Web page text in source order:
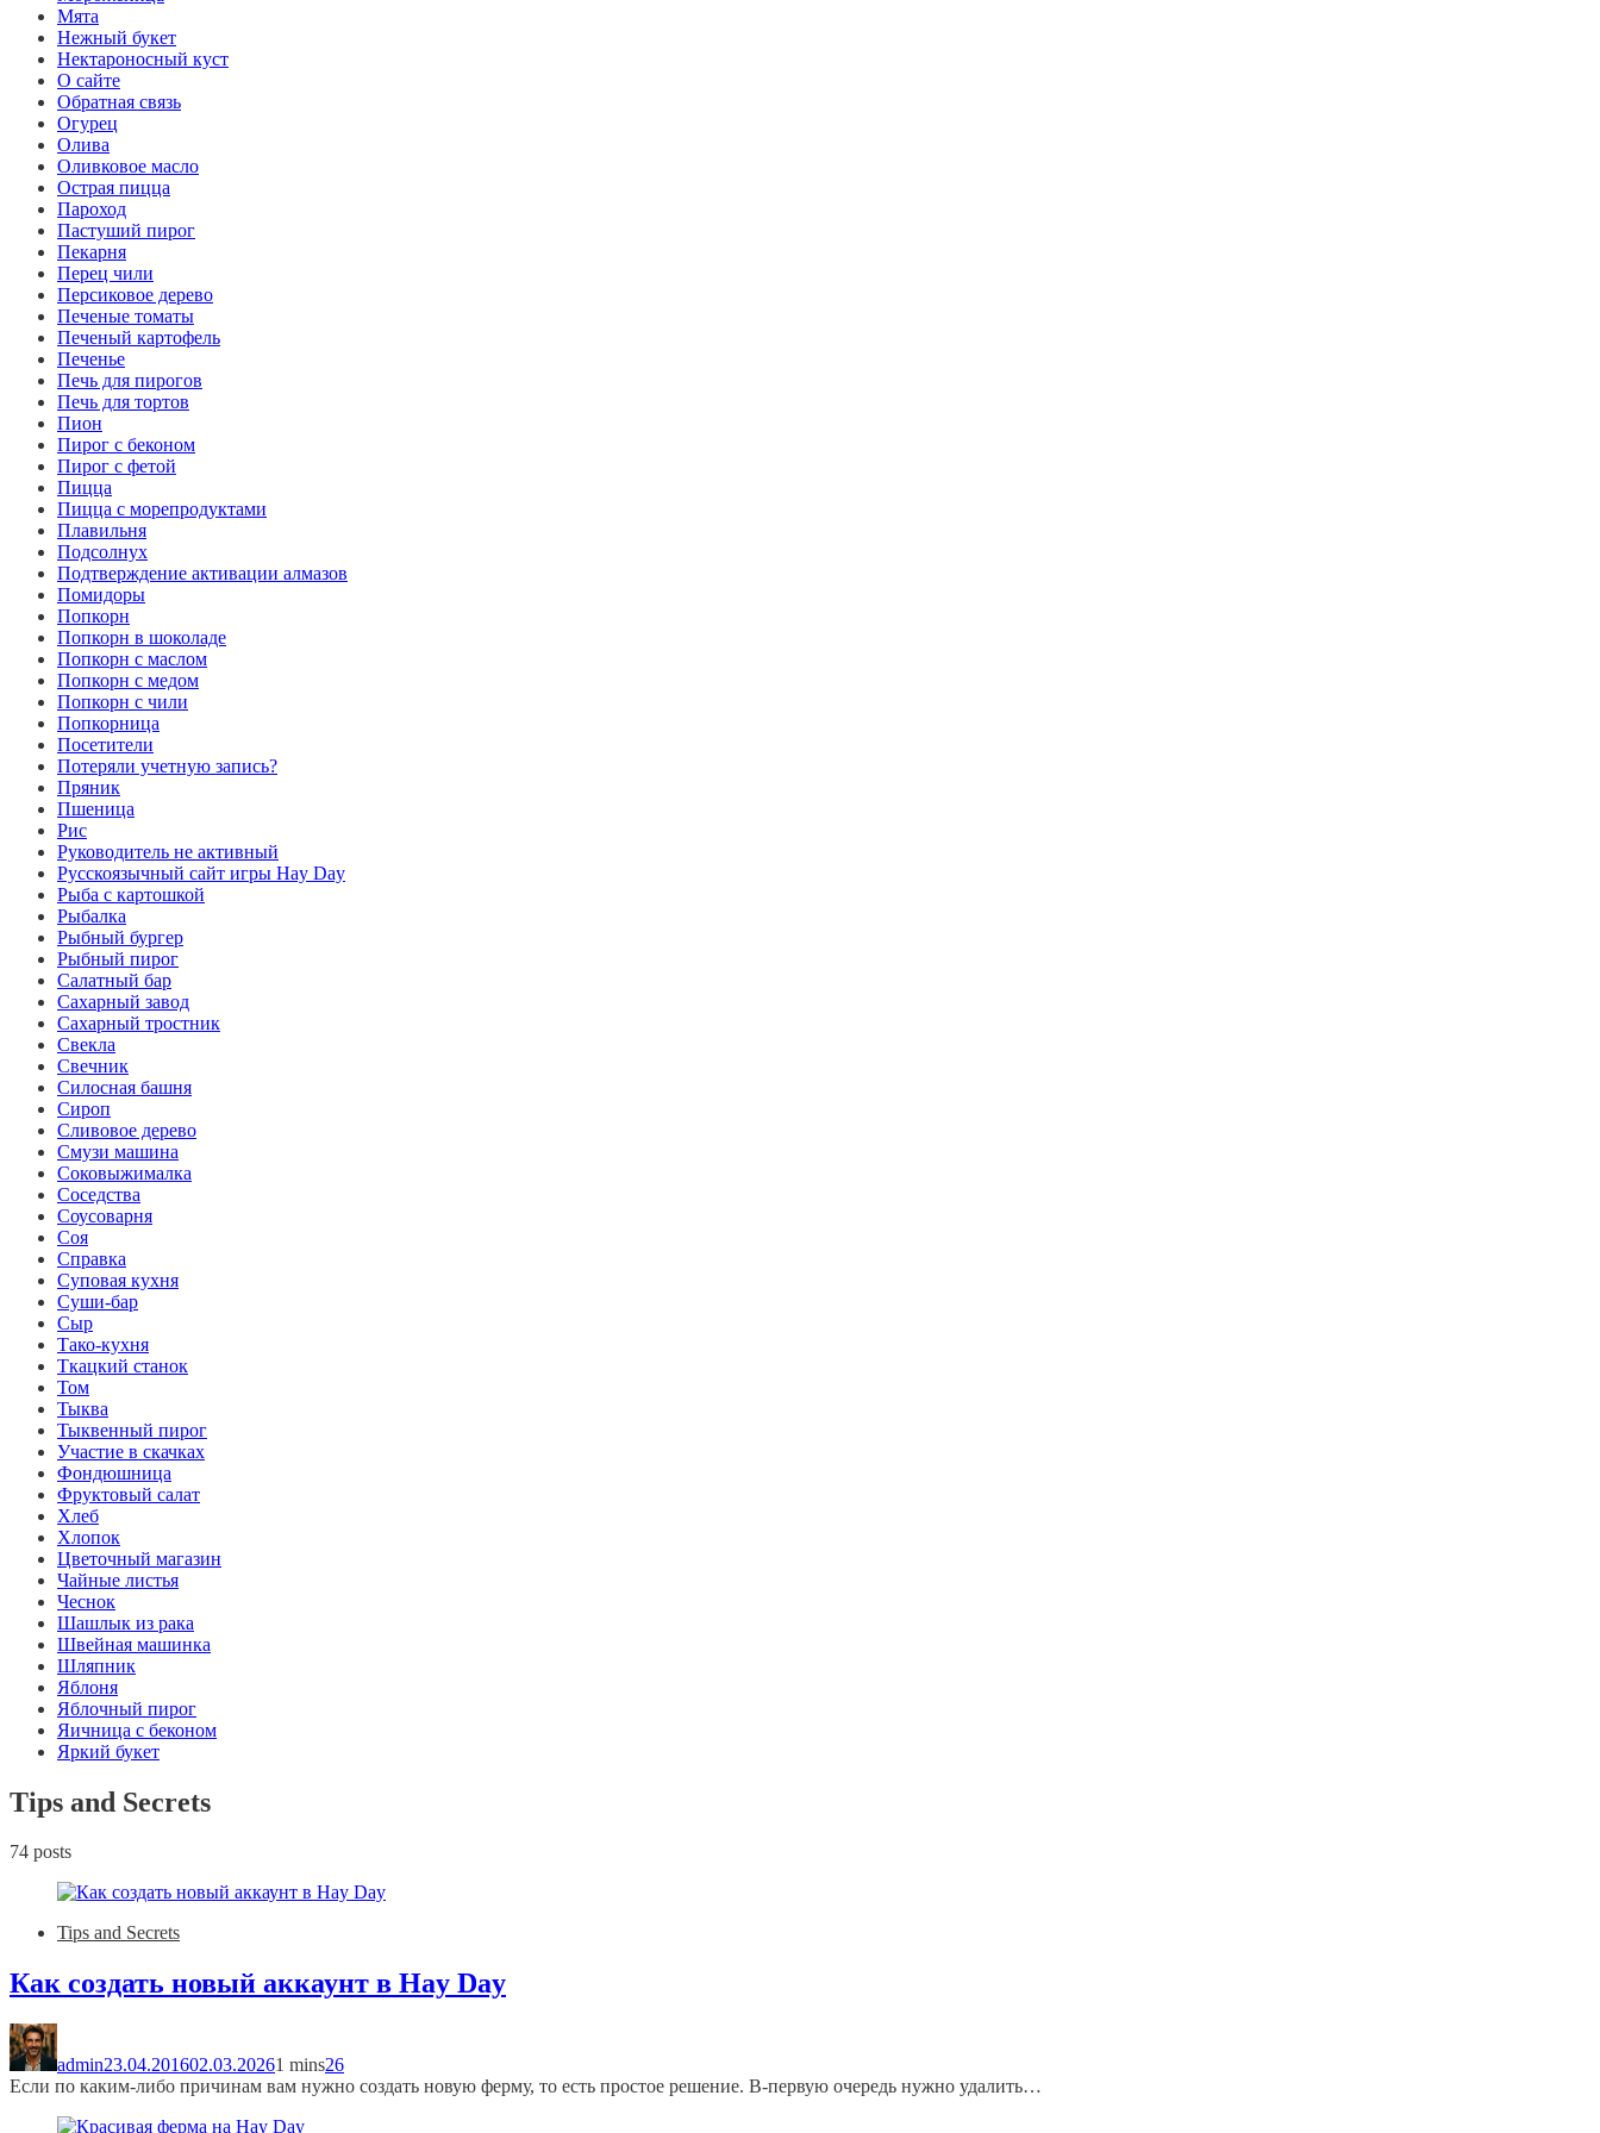
Мята
Нежный букет
Нектароносный куст
О сайте
Обратная связь
Огурец
Олива
Оливковое масло
Острая пицца
Пароход
Пастуший пирог
Пекарня
Перец чили
Персиковое дерево
Печеные томаты
Печеный картофель
Печенье
Печь для пирогов
Печь для тортов
Пион
Пирог с беконом
Пирог с фетой
Пицца
Пицца с морепродуктами
Плавильня
Подсолнух
Подтверждение активации алмазов
Помидоры
Попкорн
Попкорн в шоколаде
Попкорн с маслом
Попкорн с медом
Попкорн с чили
Попкорница
Посетители
Потеряли учетную запись?
Пряник
Пшеница
Рис
Руководитель не активный
Русскоязычный сайт игры Hay Day
Рыба с картошкой
Рыбалка
Рыбный бургер
Рыбный пирог
Салатный бар
Сахарный завод
Сахарный тростник
Свекла
Свечник
Силосная башня
Сироп
Сливовое дерево
Смузи машина
Соковыжималка
Соседства
Соусоварня
Соя
Справка
Суповая кухня
Суши-бар
Сыр
Тако-кухня
Ткацкий станок
Том
Тыква
Тыквенный пирог
Участие в скачках
Фондюшница
Фруктовый салат
Хлеб
Хлопок
Цветочный магазин
Чайные листья
Чеснок
Шашлык из рака
Швейная машинка
Шляпник
Яблоня
Яблочный пирог
Яичница с беконом
Яркий букет
Tips and Secrets
74 posts
Tips and Secrets
Как создать новый аккаунт в Hay Day
admin23.04.201602.03.20261 mins26
Если по каким-либо причинам вам нужно создать новую ферму, то есть простое решение. В-первую очередь нужно удалить…